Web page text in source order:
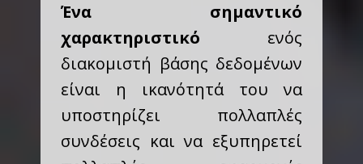
Ένα σημαντικό
χαρακτηριστικό ενός
διακομιστή βάσης δεδομένων
είναι η ικανότητά του να
υποστηρίζει πολλαπλές
συνδέσεις και να εξυπηρετεί